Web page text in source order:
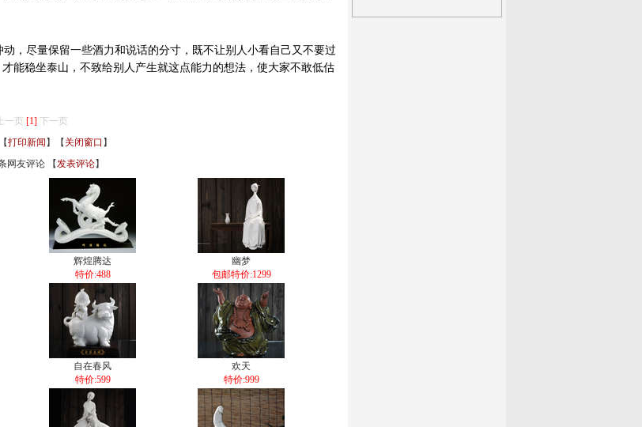
，尽量保留一些酒力和说话的分寸，既不让别人小看自己又不要过
能稳坐泰山，不致给别人产生就这点能力的想法，使大家不敢低估
上一页 [1] 下一页
【打印新闻 】【 关闭窗口 】
网友评论 【发表评论】
辉煌腾达
特价:488
幽梦
包邮特价:1299
自在春风
特价:599
欢天
特价:999